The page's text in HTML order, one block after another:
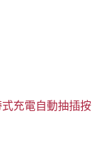
充電自動抽插按